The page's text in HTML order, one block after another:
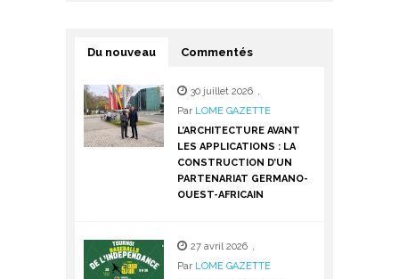
Du nouveau Commentés
30 juillet 2026 ,
Par LOME GAZETTE
L’ARCHITECTURE AVANT
LES APPLICATIONS : LA
CONSTRUCTION D’UN
PARTENARIAT GERMANO-
OUEST-AFRICAIN
27 avril 2026 ,
Par LOME GAZETTE